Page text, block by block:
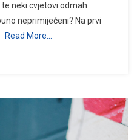
neki cvjetovi odmah
neprimijećeni? Na prvi
Read More…